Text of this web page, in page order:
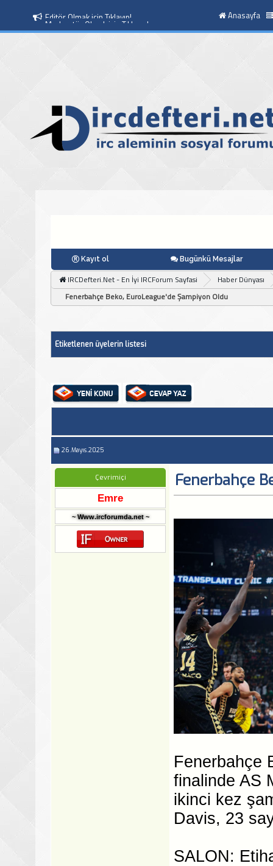
Moderatör Olmak icin Tıklayın!. Anasayfa
Kayıt ol Bugünkü Mesajlar
IRCDefteri.Net - En İyi IRCForum Sayfasi
Haber Dünyası
Fenerbahçe Beko, EuroLeague'de Şampiyon Oldu
Etiketlenen üyelerin listesi
26.Mayıs.2025
Çevrimiçi
Emre
~ Www.ircforumda.net ~
Fenerbahçe
Fenerbahçe
finalinde AS
ikinci kez
Davis, 23
SALON: